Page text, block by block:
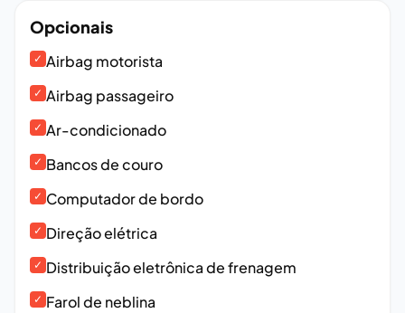
Opcionais
✓ Airbag motorista
✓ Airbag passageiro
✓ Ar-condicionado
✓ Bancos de couro
✓ Computador de bordo
✓ Direção elétrica
✓ Distribuição eletrônica de frenagem
✓ Farol de neblina